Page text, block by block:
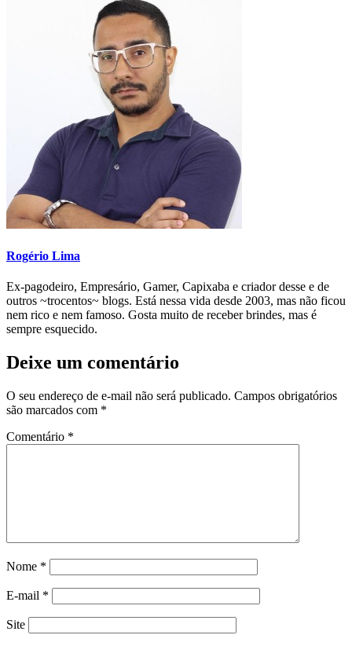
Rogério Lima
Ex-pagodeiro, Empresário, Gamer, Capixaba e criador desse e de
outros ~trocentos~ blogs. Está nessa vida desde 2003, mas não ficou
nem rico e nem famoso. Gosta muito de receber brindes, mas é
sempre esquecido.
Deixe um comentário
O seu endereço de e-mail não será publicado. Campos obrigatórios
são marcados com *
Comentário *
Nome *
E-mail *
Site